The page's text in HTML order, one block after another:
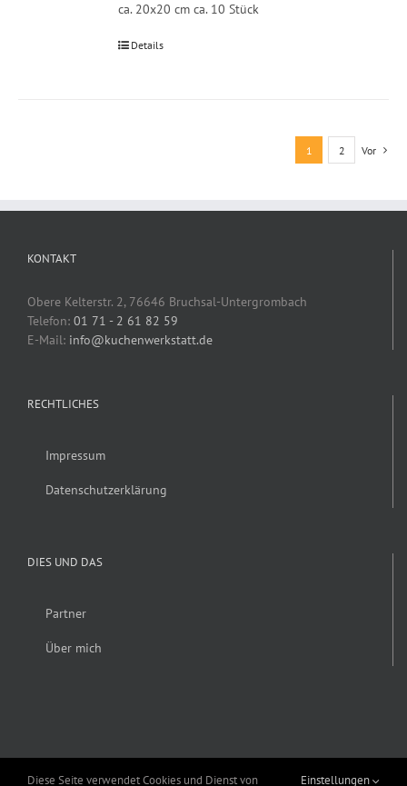
ca. 20x20 cm ca. 10 Stück
Details
1 2 Vor
KONTAKT
Obere Kelterstr. 2, 76646 Bruchsal-Untergrombach
Telefon: 01 71 - 2 61 82 59
E-Mail: info@kuchenwerkstatt.de
RECHTLICHES
Impressum
Datenschutzerklärung
DIES UND DAS
Partner
Über mich
Diese Seite verwendet Cookies und Dienst von Einstellungen